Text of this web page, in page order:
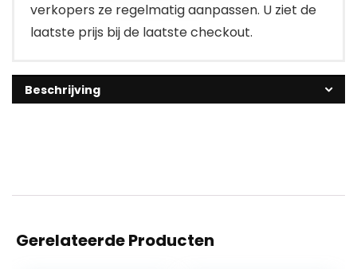
verkopers ze regelmatig aanpassen. U ziet de
laatste prijs bij de laatste checkout.
Beschrijving
Gerelateerde Producten